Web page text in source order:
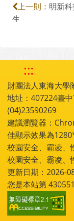
上一則： 明新
生
:::
財團法人東海大學
地址：407224臺
(04)23590269
建議瀏覽器：
佳顯示效果為
校園安全、霸凌、
校園安全、霸凌
更新日期：2026-
您是本站第